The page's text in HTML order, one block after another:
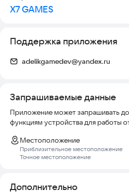
X7 GAMES
Поддержка приложения
adelikgamedev@yandex.ru
Запрашиваемые данные
Приложение может запрашивать
функциям устройства для работы
Местоположение
Приблизительное местоположение
Точное местоположение
Дополнительно